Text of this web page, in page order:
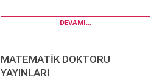
DEVAMI...
MATEMATİK DOKTORU
YAYINLARI